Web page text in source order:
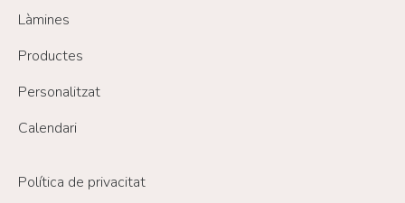
Làmines
Productes
Personalitzat
Calendari
Política de privacitat